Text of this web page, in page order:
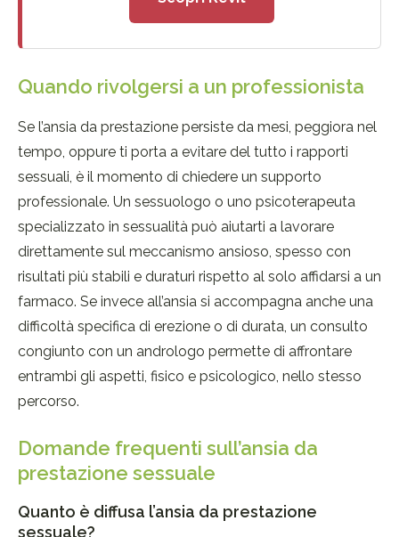
Quando rivolgersi a un professionista
Se l’ansia da prestazione persiste da mesi, peggiora nel
tempo, oppure ti porta a evitare del tutto i rapporti
sessuali, è il momento di chiedere un supporto
professionale. Un sessuologo o uno psicoterapeuta
specializzato in sessualità può aiutarti a lavorare
direttamente sul meccanismo ansioso, spesso con
risultati più stabili e duraturi rispetto al solo affidarsi a un
farmaco. Se invece all’ansia si accompagna anche una
difficoltà specifica di erezione o di durata, un consulto
congiunto con un andrologo permette di affrontare
entrambi gli aspetti, fisico e psicologico, nello stesso
percorso.
Domande frequenti sull’ansia da
prestazione sessuale
Quanto è diffusa l’ansia da prestazione
sessuale?